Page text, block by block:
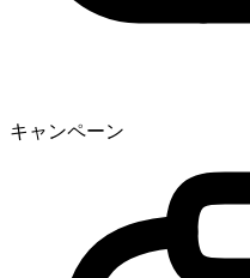
キャンペーン